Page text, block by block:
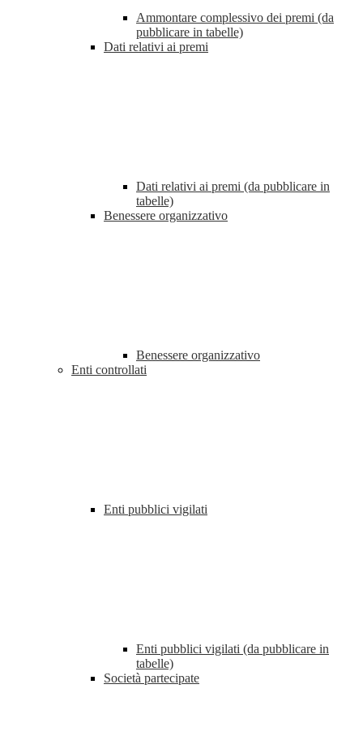
Ammontare complessivo dei premi (da
pubblicare in tabelle)
Dati relativi ai premi
Dati relativi ai premi (da pubblicare in
tabelle)
Benessere organizzativo
Benessere organizzativo
Enti controllati
Enti pubblici vigilati
Enti pubblici vigilati (da pubblicare in
tabelle)
Società partecipate